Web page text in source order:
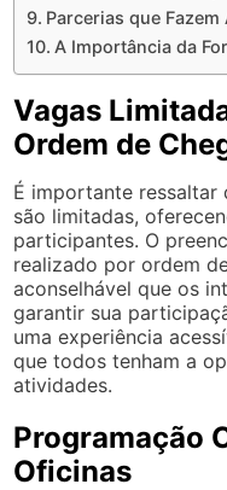
Parcerias que
A Importância da
Vagas
Ordem de
É importante ressaltar
são limitadas,
participantes. O
realizado por ordem
aconselhável que os
garantir sua
uma experiência
que todos tenham a
atividades.
Programação
Oficinas